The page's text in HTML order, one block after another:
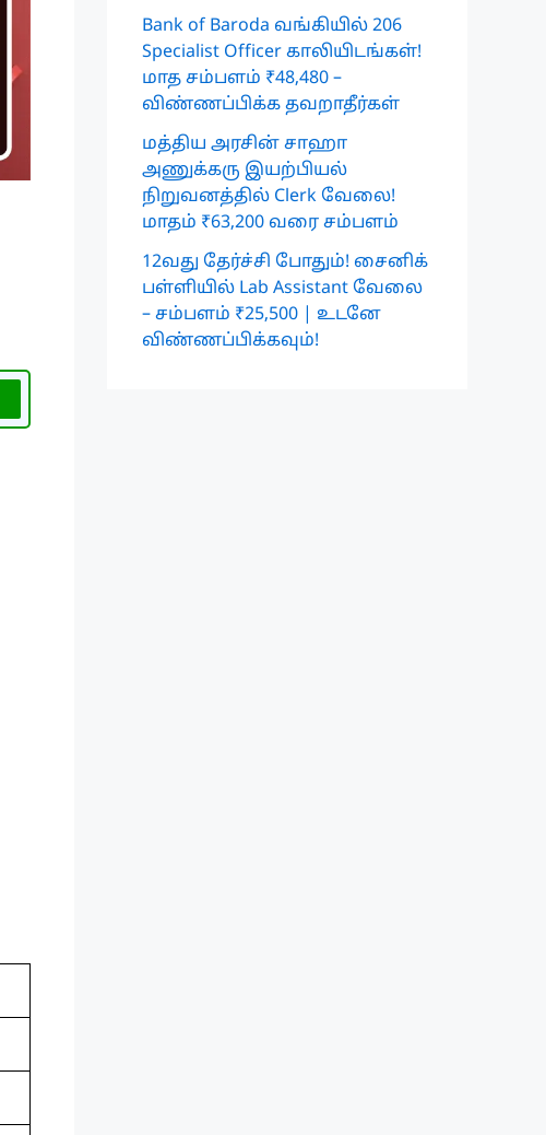
Bank of Baroda வங்கியில் 206
Specialist Officer காலியிடங்கள்!
மாத சம்பளம் ₹48,480 –
விண்ணப்பிக்க தவறாதீர்கள்
மத்திய அரசின் சாஹா
அணுக்கரு இயற்பியல்
நிறுவனத்தில் Clerk வேலை!
மாதம் ₹63,200 வரை சம்பளம்
12வது தேர்ச்சி போதும்! சைனிக்
பள்ளியில் Lab Assistant வேலை
– சம்பளம் ₹25,500 | உடனே
விண்ணப்பிக்கவும்!